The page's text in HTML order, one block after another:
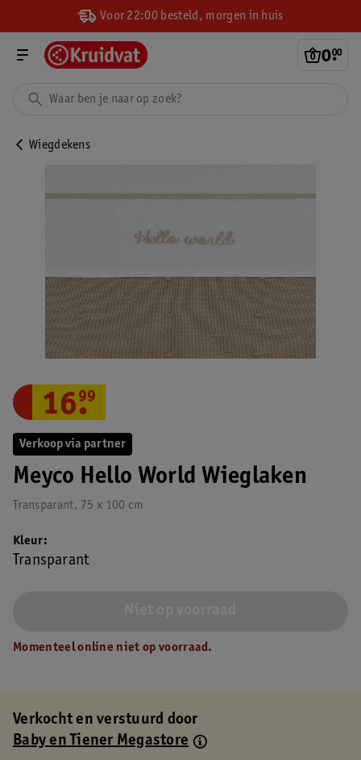
Voor 22:00 besteld, morgen in huis
0.
00
Wiegdekens
Verkoop via partner
Meyco Hello World Wieglaken
Transparant, 75 x 100 cm
16.
99
Kleur
Transparant
Momenteel online niet op voorraad.
Verkocht en verstuurd door
Baby en Tiener Megastore